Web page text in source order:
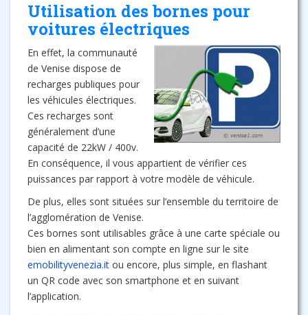
Utilisation des bornes pour
voitures électriques
En effet, la communauté
de Venise dispose de
recharges publiques pour
les véhicules électriques.
Ces recharges sont
généralement d’une
capacité de 22kW / 400v.
En conséquence, il vous appartient de vérifier ces
puissances par rapport à votre modèle de véhicule.
De plus, elles sont situées sur l’ensemble du territoire de
l’agglomération de Venise.
Ces bornes sont utilisables grâce à une carte spéciale ou
bien en alimentant son compte en ligne sur le site
emobilityvenezia.it ou encore, plus simple, en flashant
un QR code avec son smartphone et en suivant
l’application.